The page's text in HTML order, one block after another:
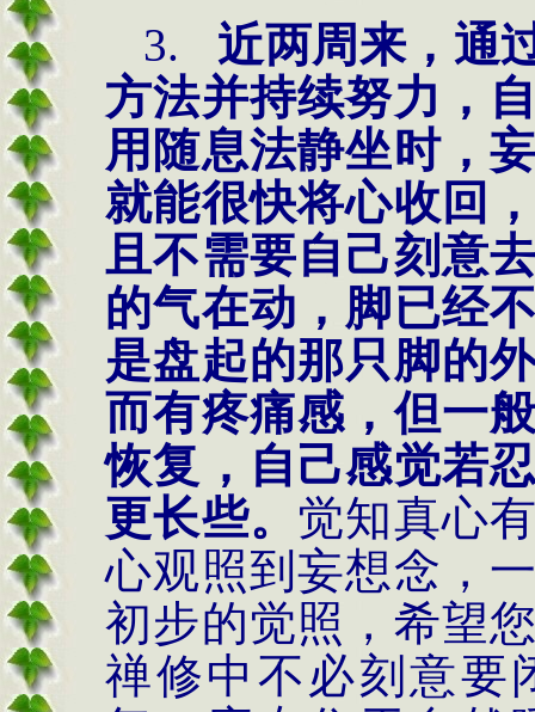
3.
近两周来，通
方法并持续努力，
用随息法静坐时，
就能很快将心收回
且不需要自己刻意
的气在动，脚已经
是盘起的那只脚的
而有疼痛感，但一
恢复，自己感觉若
更长些。 觉知真心
心观照到妄想念，
初步的觉照，希望
禅修中不必刻意要